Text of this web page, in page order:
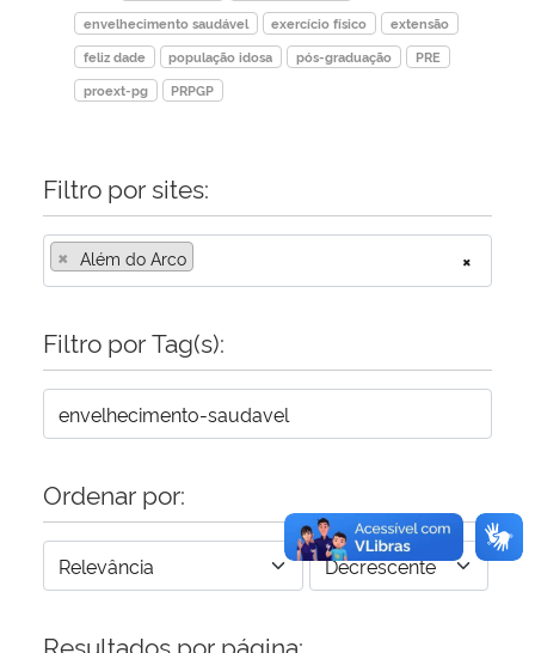
Ministério do Turismo
Ministério do Desenvolvimento Regional
Ministério da Mulher, da Família e dos Direitos Humanos
Secretaria-Geral
Secretaria de Governo
Gabinete de Segurança Institucional
Banco Central do Brasil
envelhecimento saudável
exercício físico
extensão
feliz dade
população idosa pós-graduação
PRE
proext-pg
PRPGP
Filtro por sites:
×
× Além do Arco
Filtro por Tag(s):
Ordenar por:
Resultados por página: